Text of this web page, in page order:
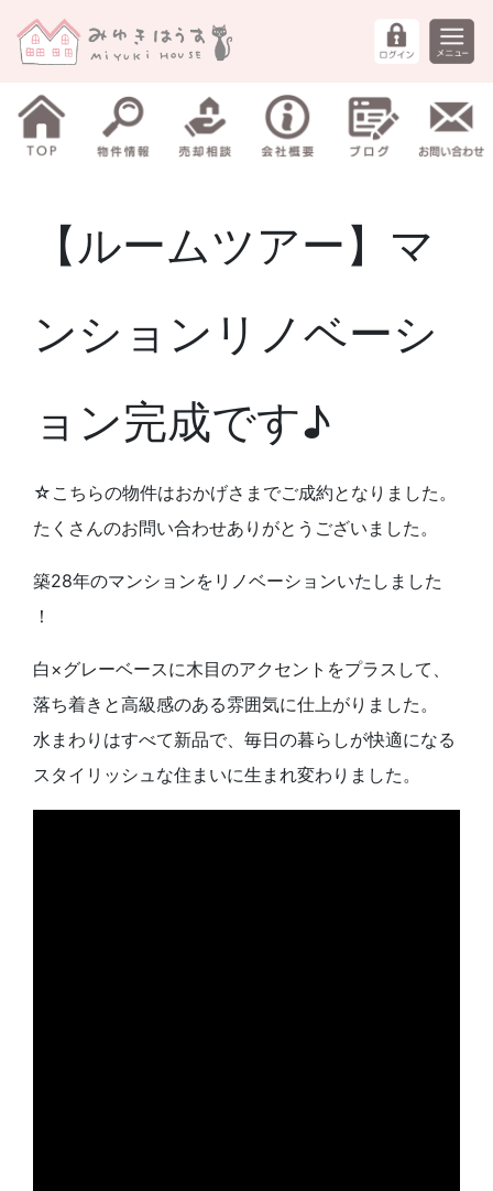
【ルームツアー】マ
ンションリノベーシ
ョン完成です♪
☆こちらの物件はおかげさまでご成約となりました。
たくさんのお問い合わせありがとうございました。
築28年のマンションをリノベーションいたしました
！
白×グレーベースに木目のアクセントをプラスして、
落ち着きと高級感のある雰囲気に仕上がりました。
水まわりはすべて新品で、毎日の暮らしが快適になる
スタイリッシュな住まいに生まれ変わりました。